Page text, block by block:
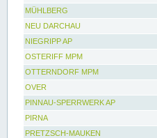
MÜHLBERG
NEU DARCHAU
NIEGRIPP AP
OSTERIFF MPM
OTTERNDORF MPM
OVER
PINNAU-SPERRWERK AP
PIRNA
PRETZSCH-MAUKEN